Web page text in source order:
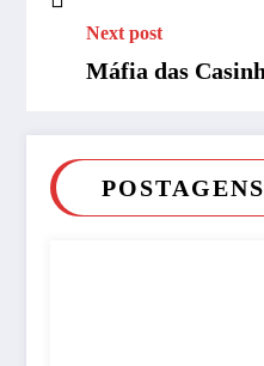
Next post
Máfia das